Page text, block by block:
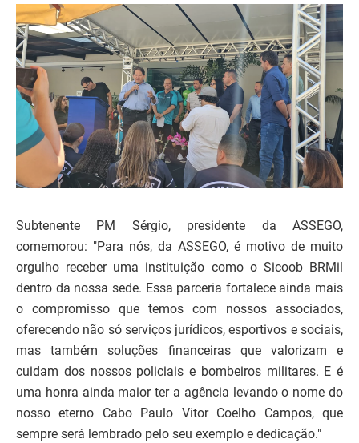
Subtenente PM Sérgio, presidente da ASSEGO,
comemorou: "Para nós, da ASSEGO, é motivo de muito
orgulho receber uma instituição como o Sicoob BRMil
dentro da nossa sede. Essa parceria fortalece ainda mais
o compromisso que temos com nossos associados,
oferecendo não só serviços jurídicos, esportivos e sociais,
mas também soluções financeiras que valorizam e
cuidam dos nossos policiais e bombeiros militares. E é
uma honra ainda maior ter a agência levando o nome do
nosso eterno Cabo Paulo Vitor Coelho Campos, que
sempre será lembrado pelo seu exemplo e dedicação."